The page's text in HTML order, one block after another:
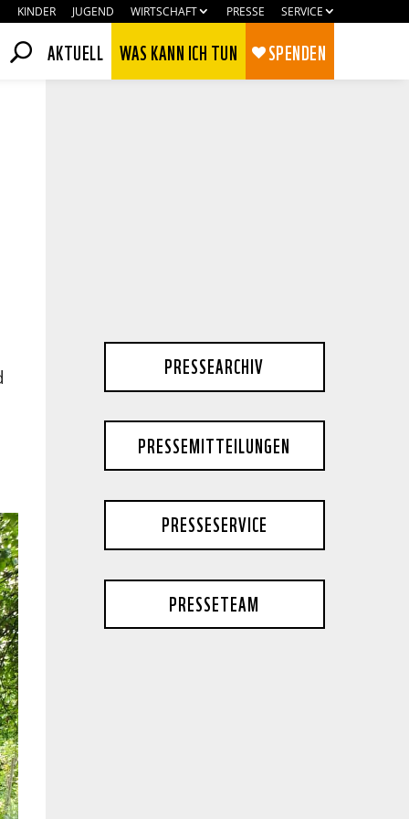
KINDER JUGEND WIRTSCHAFT PRESSE SERVICE
AKTUELL WAS KANN ICH TUN SPENDEN
PRESSEARCHIV
PRESSEMITTEILUNGEN
PRESSESERVICE
PRESSETEAM
Ablehnen